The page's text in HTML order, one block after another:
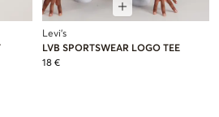
Levi's
LVB SPORTSWEAR LOGO TEE
18 €